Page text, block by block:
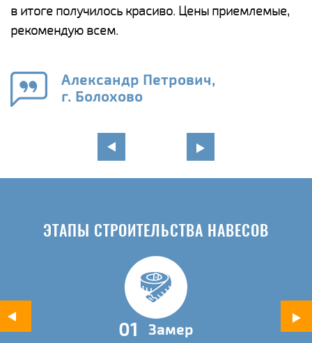
в итоге получилось красиво. Цены приемлемые,
рекомендую всем.
Александр Петрович,
г. Болохово
ЭТАПЫ СТРОИТЕЛЬСТВА НАВЕСОВ
01 Замер